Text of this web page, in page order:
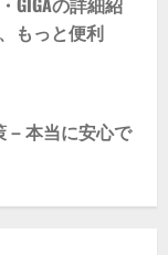
もっと便利
– 本当に安心で